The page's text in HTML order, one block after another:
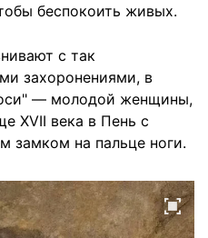
беспокоить живых.
с так
захоронениями, в
— молодой женщины,
XVII века в Пень с
замком на пальце ноги.